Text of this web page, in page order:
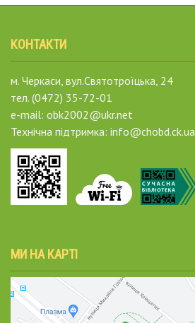
КОНТАКТИ
м. Черкаси, вул.Святотроїцька, 24
тел. (0472) 35-72-01
e-mail: obk2002@ukr.net
Технічна підтримка: info@chobd.ck.ua
МИ НА КАРТІ